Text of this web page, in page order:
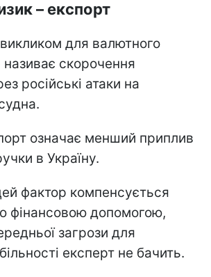
– експорт
для валютного
називає скорочення
російські атаки на
означає менший приплив
в Україну.
фактор компенсується
фінансовою допомогою,
загрози для
експерт не бачить.